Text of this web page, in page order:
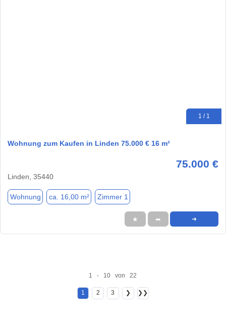
1 / 1
Wohnung zum Kaufen in Linden 75.000 € 16 m²
75.000 €
Linden, 35440
Wohnung ca. 16,00 m² Zimmer 1
★ ➦ ➜
1 - 10 von 22
1 2 3 ❯ ❯❯